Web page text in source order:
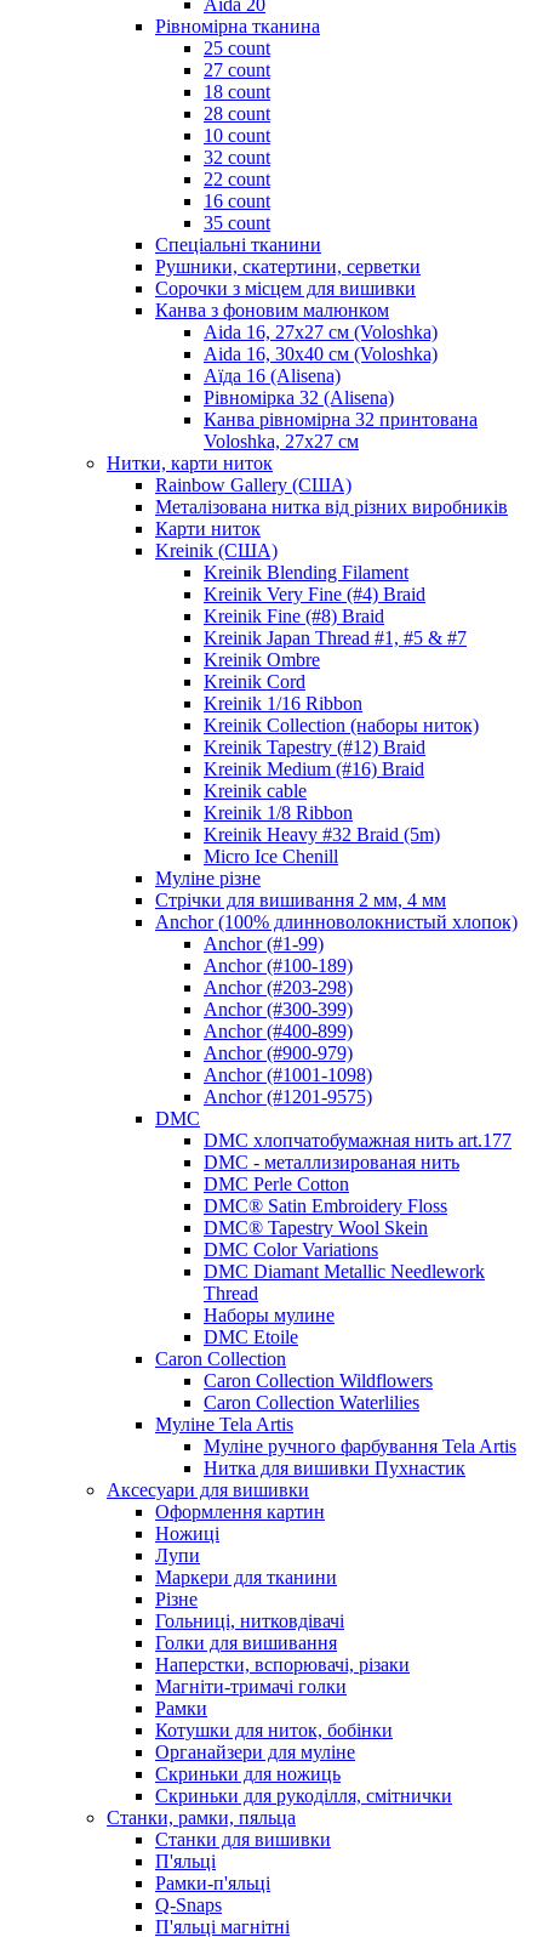
Рівномірна тканина
25 count
27 count
18 count
28 count
10 count
32 count
22 count
16 count
35 count
Спеціальні тканини
Рушники, скатертини, серветки
Сорочки з місцем для вишивки
Канва з фоновим малюнком
Aida 16, 27х27 см (Voloshka)
Aida 16, 30х40 см (Voloshka)
Аїда 16 (Alisena)
Рівномірка 32 (Alisena)
Канва рівномірна 32 принтована
Voloshka, 27х27 см
Нитки, карти ниток
Rainbow Gallery (США)
Металізована нитка від різних виробників
Карти ниток
Kreinik (США)
Kreinik Blending Filament
Kreinik Very Fine (#4) Braid
Kreinik Fine (#8) Braid
Kreinik Japan Thread #1, #5 & #7
Kreinik Ombre
Kreinik Cord
Kreinik 1/16 Ribbon
Kreinik Collection (наборы ниток)
Kreinik Tapestry (#12) Braid
Kreinik Medium (#16) Braid
Kreinik cable
Kreinik 1/8 Ribbon
Kreinik Heavy #32 Braid (5m)
Micro Ice Chenill
Муліне різне
Стрічки для вишивання 2 мм, 4 мм
Anchor (100% длинноволокнистый хлопок)
Anchor (#1-99)
Anchor (#100-189)
Anchor (#203-298)
Anchor (#300-399)
Anchor (#400-899)
Anchor (#900-979)
Anchor (#1001-1098)
Anchor (#1201-9575)
DMC
DMC хлопчатобумажная нить art.177
DMC - металлизированая нить
DMC Perle Cotton
DMC® Satin Embroidery Floss
DMC® Tapestry Wool Skein
DMC Color Variations
DMC Diamant Metallic Needlework
Thread
Наборы мулине
DMC Etoile
Caron Collection
Caron Collection Wildflowers
Caron Collection Waterlilies
Муліне Tela Artis
Муліне ручного фарбування Tela Artis
Нитка для вишивки Пухнастик
Аксесуари для вишивки
Оформлення картин
Ножиці
Лупи
Маркери для тканини
Різне
Гольниці, нитковдівачі
Голки для вишивання
Наперстки, вспорювачі, різаки
Магніти-тримачі голки
Рамки
Котушки для ниток, бобінки
Органайзери для муліне
Скриньки для ножиць
Скриньки для рукоділля, смітнички
Станки, рамки, пяльца
Станки для вишивки
П'яльці
Рамки-п'яльці
Q-Snaps
П'яльці магнітні